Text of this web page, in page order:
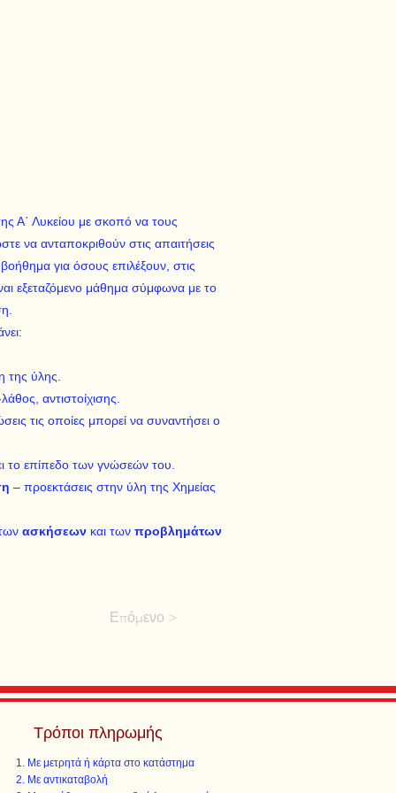
Α΄ Λυκείου με σκοπό να τους
να ανταποκριθούν στις απαιτήσεις
για όσους επιλέξουν, στις
εξεταζόμενο μάθημα σύμφωνα με το
της ύλης.
αντιστοίχισης.
τις οποίες μπορεί να συναντήσει ο
το επίπεδο των γνώσεών του.
– προεκτάσεις στην ύλη της Χημείας
ασκήσεων και των προβλημάτων
Επόμενο >
Τρόποι πληρωμής
Με μετρητά ή κάρτα στο κατάστημα
Με αντικαταβολή